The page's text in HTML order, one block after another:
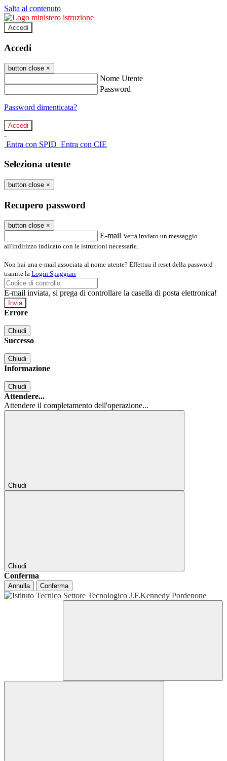
Salta al contenuto
Accedi
Accedi
button close ×
Nome Utente
Password
Password dimenticata?
-
Entra con SPID Entra con CIE
Seleziona utente
button close ×
Recupero password
button close ×
E-mail Verrà inviato un messaggio
all'indirizzo indicato con le istruzioni necessarie.
Non hai una e-mail associata al nome utente? Effettua il reset della password
tramite la Login Spaggiari
E-mail inviata, si prega di controllare la casella di posta elettronica!
Errore
Chiudi
Successo
Chiudi
Informazione
Chiudi
Attendere...
Attendere il completamento dell'operazione...
Chiudi
Chiudi
Conferma
Annulla Conferma